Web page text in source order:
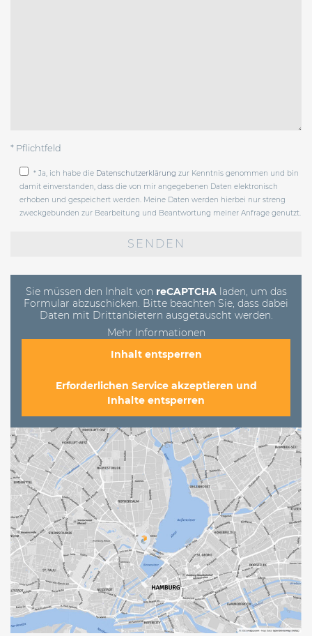
* Pflichtfeld
* Ja, ich habe die Datenschutzerklärung zur Kenntnis genommen und bin
damit einverstanden, dass die von mir angegebenen Daten elektronisch
erhoben und gespeichert werden. Meine Daten werden hierbei nur streng
zweckgebunden zur Bearbeitung und Beantwortung meiner Anfrage genutzt.
Sie müssen den Inhalt von reCAPTCHAladen, um das
Formular abzuschicken. Bitte beachten Sie, dass dabei
Daten mit Drittanbietern ausgetauscht werden.
Mehr Informationen
Inhalt entsperren
Erforderlichen Service akzeptieren und
Inhalte entsperren